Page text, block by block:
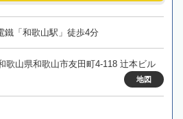
鐵「和歌山駅」徒歩4分
歌山県和歌山市友田町4-118 辻本ビル
地図